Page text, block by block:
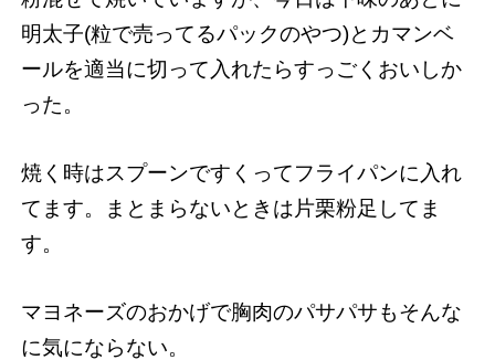
明太子(粒で売ってるパックのやつ)とカマンベ
ールを適当に切って入れたらすっごくおいしか
った。
焼く時はスプーンですくってフライパンに入れ
てます。まとまらないときは片栗粉足してま
す。
マヨネーズのおかげで胸肉のパサパサもそんな
に気にならない。